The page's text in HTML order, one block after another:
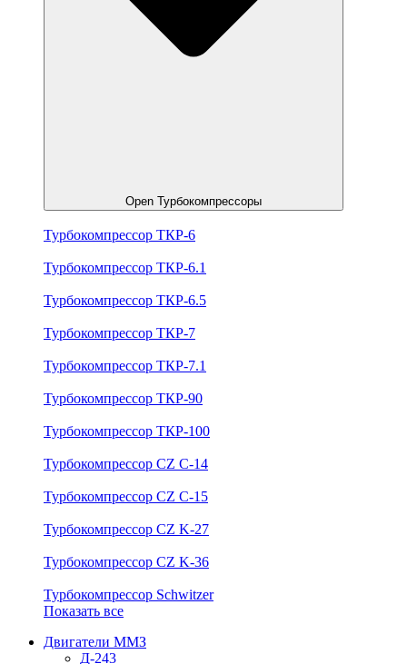
Open Турбокомпрессоры
Турбокомпрессор ТКР-6
Турбокомпрессор ТКР-6.1
Турбокомпрессор ТКР-6.5
Турбокомпрессор ТКР-7
Турбокомпрессор ТКР-7.1
Турбокомпрессор ТКР-90
Турбокомпрессор ТКР-100
Турбокомпрессор CZ C-14
Турбокомпрессор CZ C-15
Турбокомпрессор CZ K-27
Турбокомпрессор CZ K-36
Турбокомпрессор Schwitzer
Показать все
Двигатели ММЗ
Д-243